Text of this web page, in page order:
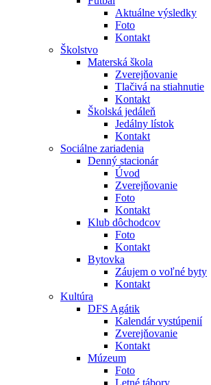
Aktuálne výsledky
Foto
Kontakt
Školstvo
Materská škola
Zverejňovanie
Tlačivá na stiahnutie
Kontakt
Školská jedáleň
Jedálny lístok
Kontakt
Sociálne zariadenia
Denný stacionár
Úvod
Zverejňovanie
Foto
Kontakt
Klub dôchodcov
Foto
Kontakt
Bytovka
Záujem o voľné byty
Kontakt
Kultúra
DFS Agátik
Kalendár vystúpenií
Zverejňovanie
Kontakt
Múzeum
Foto
Letné tábory